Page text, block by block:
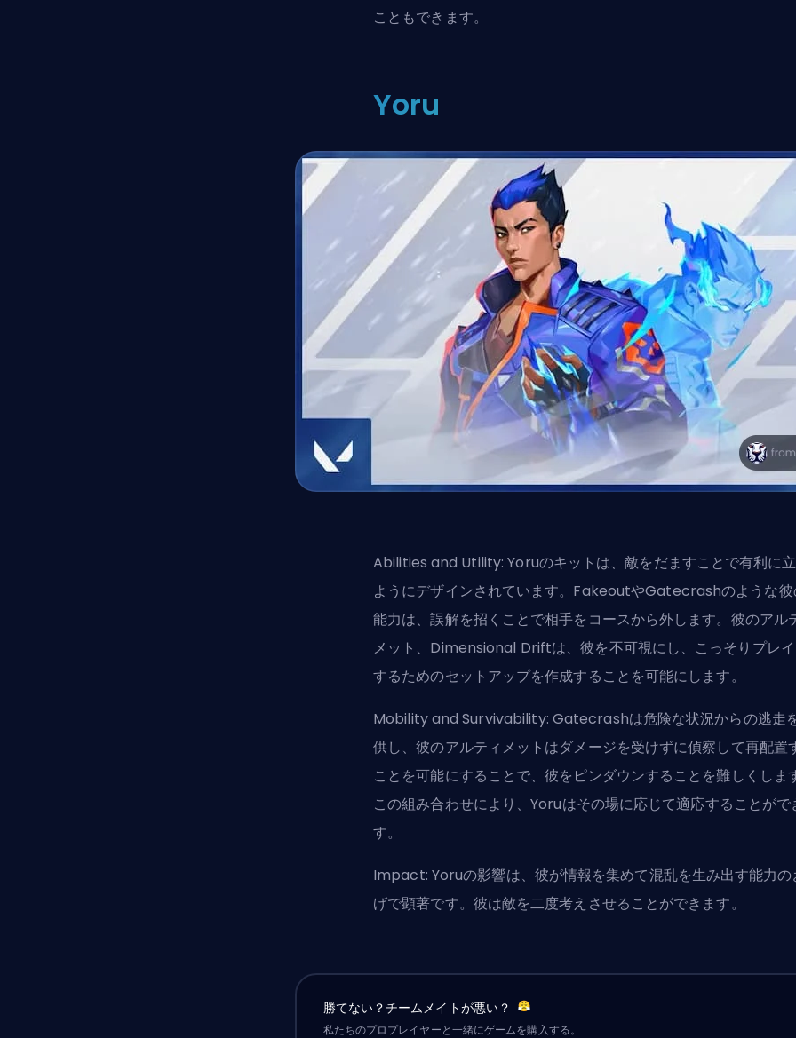
こともできます。
Yoru
Abilities and Utility: Yoruのキットは、敵をだますことで有利に
ようにデザインされています。FakeoutやGatecrashのような
能力は、誤解を招くことで相手をコースから外します。彼のアル
メット、Dimensional Driftは、彼を不可視にし、こっそりプレ
するためのセットアップを作成することを可能にします。
Mobility and Survivability: Gatecrashは危険な状況からの逃走
供し、彼のアルティメットはダメージを受けずに偵察して再配置
ことを可能にすることで、彼をピンダウンすることを難しくしま
この組み合わせにより、Yoruはその場に応じて適応することがで
す。
Impact: Yoruの影響は、彼が情報を集めて混乱を生み出す能力の
げで顕著です。彼は敵を二度考えさせることができます。
勝てない？チームメイトが悪い？
私たちのプロプレイヤーと一緒にゲームを購入する。